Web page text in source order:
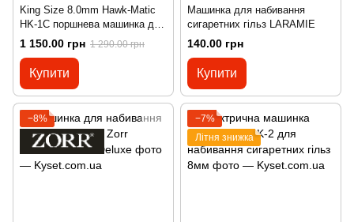
King Size 8.0mm Hawk-Matic
HK-1С поршнева машинка для
набивання сигаретних гільз
1 150.00 грн 1 290.00 грн
Купити
Машинка для набивання
сигаретних гільз LARAMIE
140.00 грн
Купити
−8%
−7%
Літня знижка